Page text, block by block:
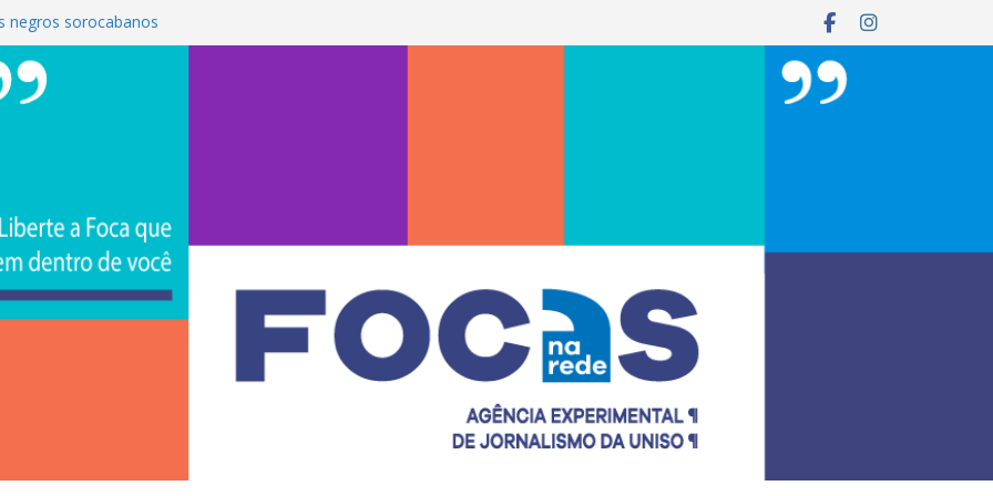
negros sorocabanos
é a terceira artista do #ConviteMPB do
Brasil 2026 promove integração, ciência e
na Uniso